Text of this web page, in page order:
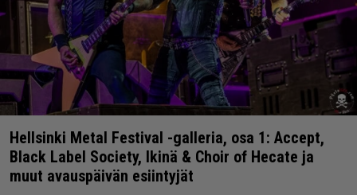
Hellsinki Metal Festival -galleria, osa 1: Accept,
Black Label Society, Ikinä & Choir of Hecate ja
muut avauspäivän esiintyjät